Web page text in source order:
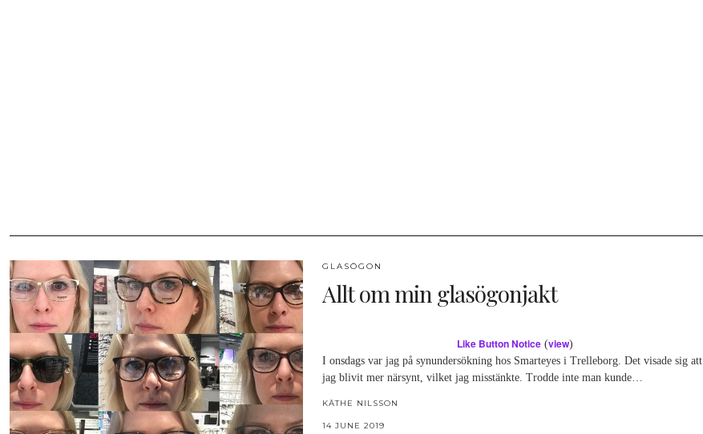
GLASÖGON
Allt om min glasögonjakt
Like Button Notice (view)
I onsdags var jag på synundersökning hos Smarteyes i Trelleborg. Det visade sig att
jag blivit mer närsynt, vilket jag misstänkte. Trodde inte man kunde…
KÄTHE NILSSON
14 JUNE 2019